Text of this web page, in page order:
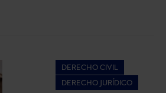
DERECHO CIVIL
DERECHO JURÍDICO